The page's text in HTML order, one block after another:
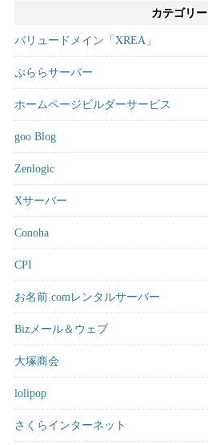
カテゴリー
バリュードメイン「XREA」
ぷららサーバー
ホームページビルダーサービス
goo Blog
Zenlogic
Xサーバー
Conoha
CPI
お名前.comレンタルサーバー
Bizメール＆ウェブ
大塚商会
lolipop
さくらインターネット